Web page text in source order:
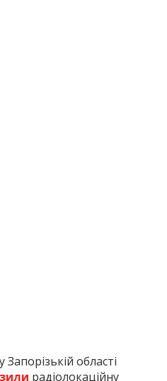
області
радіолокаційну